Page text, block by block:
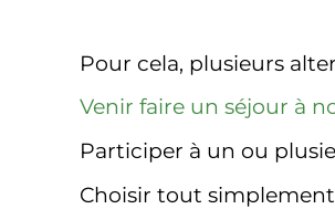
Pour cela, plusieurs
Venir faire un séjour à
Participer à un ou
Choisir tout